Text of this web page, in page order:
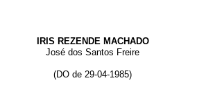
IRIS REZENDE MACHADO
José dos Santos Freire
(DO de 29-04-1985)